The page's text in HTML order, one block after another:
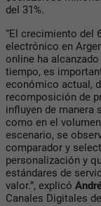
del 31%.
“El crecimiento del
electrónico en
online ha
tiempo, es
económico actual,
recomposición de
influyen de manera
como en el
escenario, se
comparador y
personalización y
estándares de
valor.”, explicó
Canales Digitales de